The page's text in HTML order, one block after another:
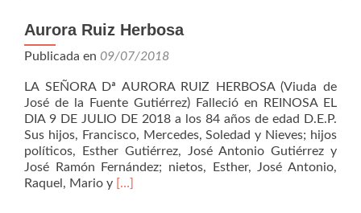
Aurora Ruiz Herbosa
Publicada en 09/07/2018
LA SEÑORA Dª AURORA RUIZ HERBOSA (Viuda de
José de la Fuente Gutiérrez) Falleció en REINOSA EL
DIA 9 DE JULIO DE 2018 a los 84 años de edad D.E.P.
Sus hijos, Francisco, Mercedes, Soledad y Nieves; hijos
políticos, Esther Gutiérrez, José Antonio Gutiérrez y
José Ramón Fernández; nietos, Esther, José Antonio,
Raquel, Mario y Leer
[…]